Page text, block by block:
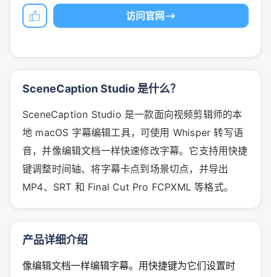
访问官网
SceneCaption Studio 是什么？
SceneCaption Studio 是一款面向视频剪辑师的本
地 macOS 字幕编辑工具，可使用 Whisper 转写语
音，并像编辑文档一样快速修改字幕。它支持用快捷
键调整时间轴、将字幕卡点到场景切点，并导出
MP4、SRT 和 Final Cut Pro FCPXML 等格式。
产品详细介绍
像编辑文档一样编辑字幕。用快捷键为它们设置时